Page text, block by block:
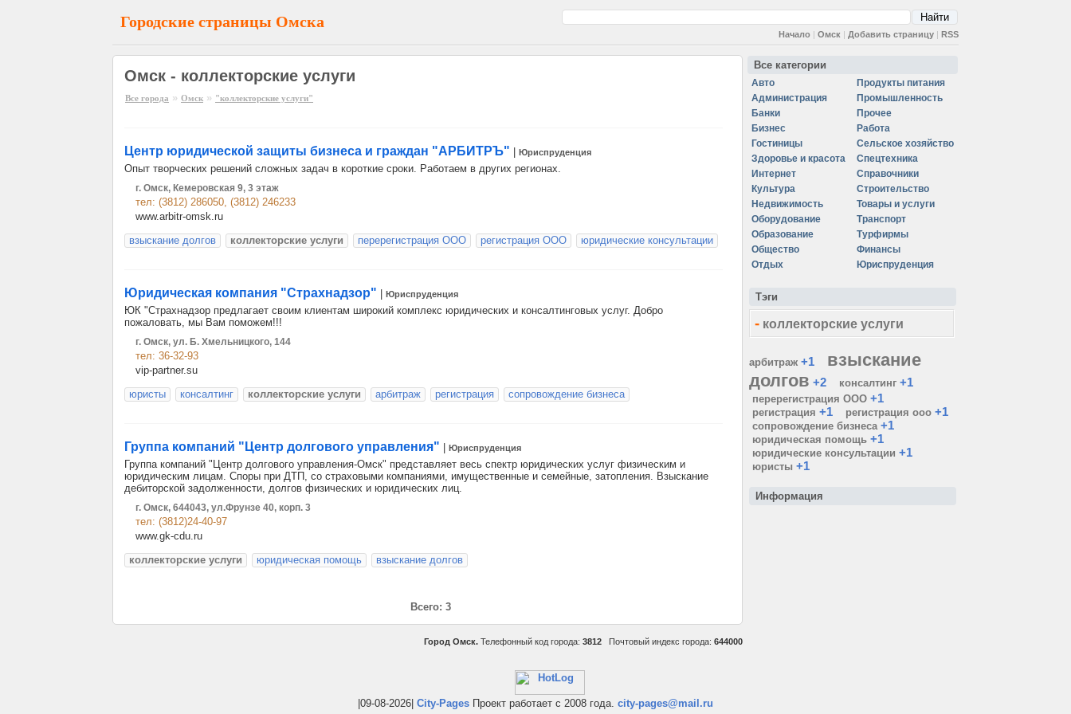
Городские страницы Омска
Начало | Омск | Добавить страницу | RSS
Омск - коллекторские услуги
Все города » Омск » "коллекторские услуги"
Центр юридической защиты бизнеса и граждан "АРБИТРЪ" Юриспруденция
Опыт творческих решений сложных задач в короткие сроки. Работаем в других регионах.
г. Омск, Кемеровская 9, 3 этаж
тел: (3812) 286050, (3812) 246233
www.arbitr-omsk.ru
взыскание долгов
коллекторские услуги перерегистрация ООО регистрация ООО юридические консультации
Юридическая компания "Страхнадзор" Юриспруденция
ЮК "Страхнадзор предлагает своим клиентам широкий комплекс юридических и консалтинговых услуг. Добро
пожаловать, мы Вам поможем!!!
г. Омск, ул. Б. Хмельницкого, 144
тел: 36-32-93
vip-partner.su
юристы
консалтинг коллекторские услуги арбитраж регистрация сопровождение бизнеса
Группа компаний "Центр долгового управления" Юриспруденция
Группа компаний "Центр долгового управления-Омск" представляет весь спектр юридических услуг физическим и
юридическим лицам. Споры при ДТП, со страховыми компаниями, имущественные и семейные, затопления. Взыскание
дебиторской задолженности, долгов физических и юридических лиц.
г. Омск, 644043, ул.Фрунзе 40, корп. 3
тел: (3812)24-40-97
www.gk-cdu.ru
коллекторские услуги
юридическая помощь взыскание долгов
Всего: 3
Город Омск. Телефонный код города: 3812 Почтовый индекс города: 644000
Все категории
Авто
Администрация
Банки
Бизнес
Гостиницы
Здоровье и красота
Интернет
Культура
Недвижимость
Оборудование
Образование
Общество
Отдых
Продукты питания
Промышленность
Прочее
Работа
Сельское хозяйство
Спецтехника
Справочники
Строительство
Товары и услуги
Транспорт
Турфирмы
Финансы
Юриспруденция
Тэги
- коллекторские услуги
арбитраж +1
взыскание
долгов +2 консалтинг +1
перерегистрация ООО +1
регистрация +1 регистрация ооо +1
сопровождение бизнеса +1
юридическая помощь +1
юридические консультации +1
юристы +1
Информация
|09-08-2026| City-Pages Проект работает с 2008 года. city-pages@mail.ru